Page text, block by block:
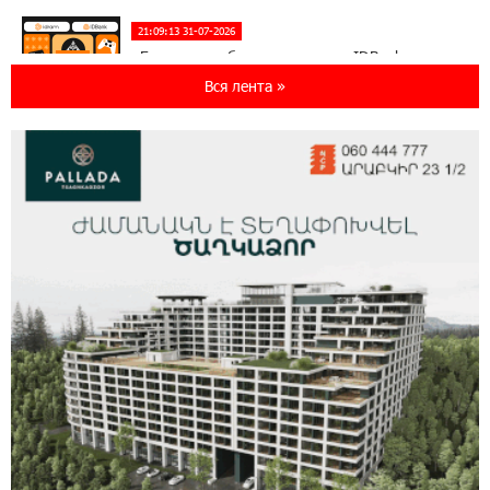
21:09:13 31-07-2026
«Бесплатные бонусы в играх»: IDBank
предупреждает о кибератаках на школьников
ЕАЭС со временем будет расширяться. Когда-
будет уже поздно
Если Израиль использует тему Геноцида
армян против Эрдогана, то что для него
значит сам Геноцид?
17:16:14 30-07-2026
ВТБ (Армения): вклад «Стабильный» — до
10% годовых и оформление в мобильном
приложении
Вся лента »